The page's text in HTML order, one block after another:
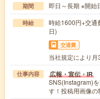
期間 即日～長期 ※開
時給
時給1600円+交通
日)
交通費
当社規定により月
仕事内容 広報・宣伝・IR
SNS(Instagram)
す！投稿用画像